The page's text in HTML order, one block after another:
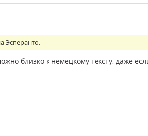
Эсперанто.
близко к немецкому тексту, даже